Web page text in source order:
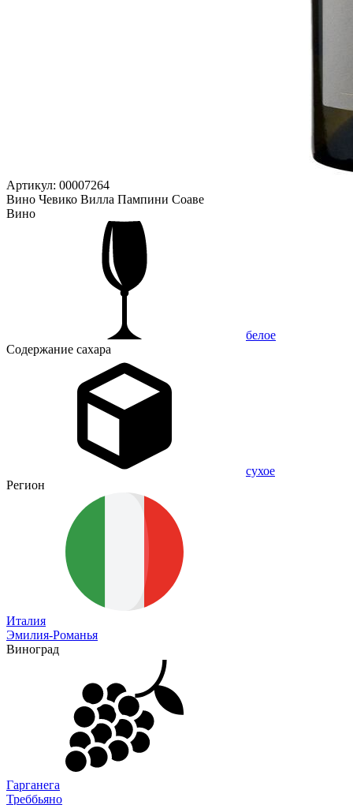
Артикул: 00007264
Вино Чевико Вилла Пампини Соаве
Вино
белое
Содержание сахара
сухое
Регион
Италия
Эмилия-Романья
Виноград
Гарганега
Треббьяно